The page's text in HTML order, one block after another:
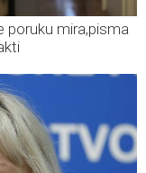
poruku mira,pisma